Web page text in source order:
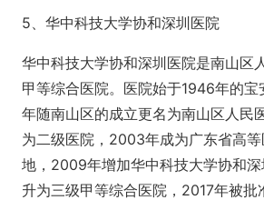
5、华中科技大学协和深圳医院
华中科技大学协和深圳医院是南山区
甲等综合医院。医院始于1946年的宝
年随南山区的成立更名为南山区人民
为二级医院，2003年成为广东省高
地，2009年增加华中科技大学协和
升为三级甲等综合医院，2017年被批